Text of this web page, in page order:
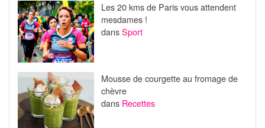
Les 20 kms de Paris vous attendent
mesdames !
dansSport
Mousse de courgette au fromage de
chèvre
dans Recettes